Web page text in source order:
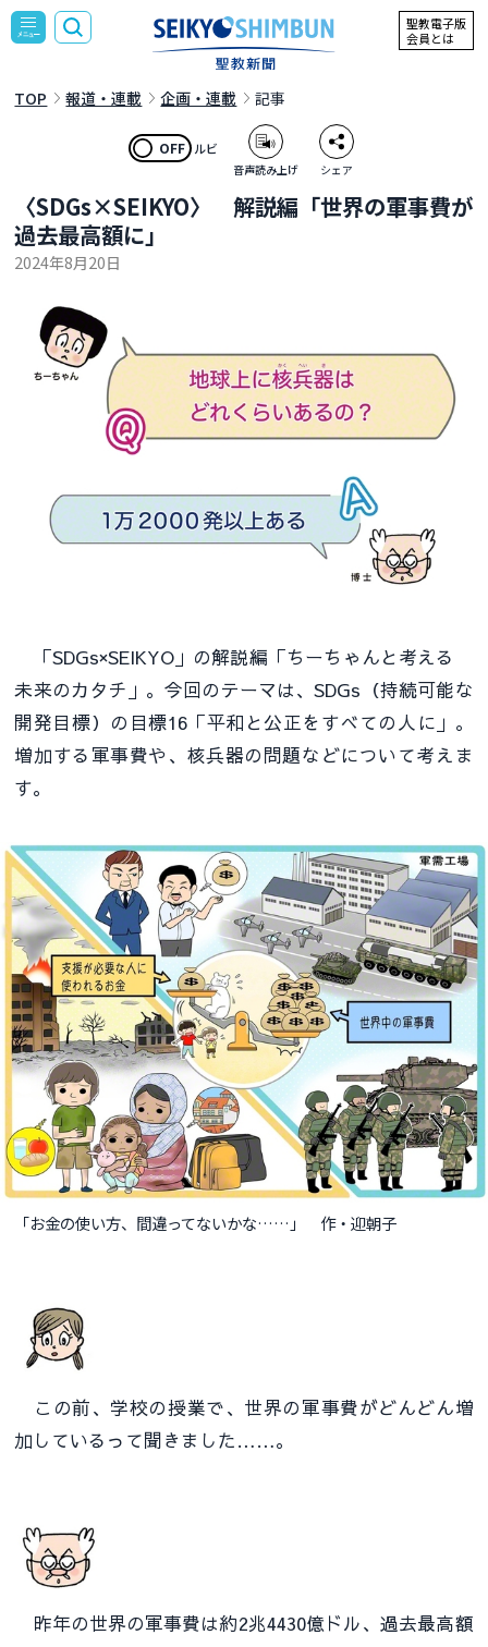
聖教電子版
会員とは
TOP 報道・連載 企画・連載 記事
OFF ルビ
音声読み上げ シェア
〈SDGs×SEIKYO〉 解説編「世界の軍事費が
過去最高額に」
2024年8月20日
「SDGs×SEIKYO」の解説編「ちーちゃんと考える
未来のカタチ」。今回のテーマは、SDGs（持続可能な
開発目標）の目標16「平和と公正をすべての人に」。
増加する軍事費や、核兵器の問題などについて考えま
す。
「お金の使い方、間違ってないかな……」 作・迎朝子
この前、学校の授業で、世界の軍事費がどんどん増
加しているって聞きました……。
昨年の世界の軍事費は約2兆4430億ドル、過去最高額